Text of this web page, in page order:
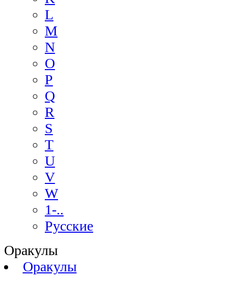
L
M
N
O
P
Q
R
S
T
U
V
W
1-..
Русские
Оракулы
Оракулы